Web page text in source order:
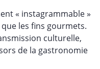
« instagrammable »
les fins gourmets.
culturelle,
de la gastronomie